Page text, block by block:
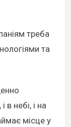
треба
та
в небі, і на
місце у